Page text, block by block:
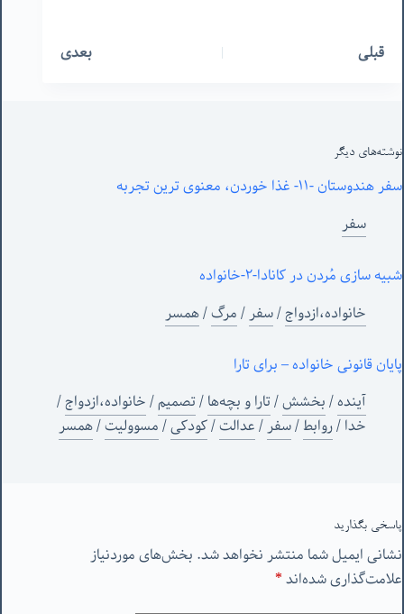
قبلی بعدی
نوشته‌های‌ دیگر
سفر هندوستان -١١- غذا خوردن، معنوی ترین تجربه
سفر
شبیه سازی مُردن در کانادا-٢-خانواده
خانواده،ازدواج/سفر/مرگ/همسر
پایان قانونی خانواده – برای تارا
آینده/بخشش/تارا و بچه‌ها/تصمیم/خانواده،ازدواج/
خدا/روابط/سفر/عدالت/کودکی/مسوولیت/همسر
پاسخی بگذارید
نشانی ایمیل شما منتشر نخواهد شد. بخش‌های موردنیاز
علامت‌گذاری شده‌اند*